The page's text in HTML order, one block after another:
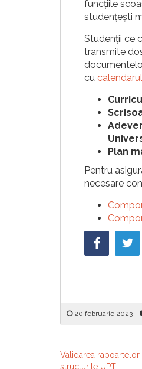
funcțiile
studențești
Studenții ce
transmite
cu
Plan
Pentru
necesare
20 februarie 2023
Navigare
Validarea
structurile UPT